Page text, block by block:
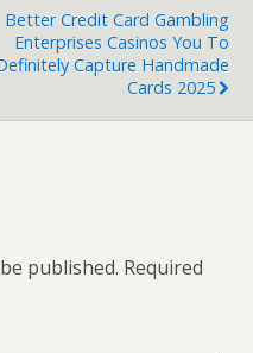
Better Credit Card Gambling
Enterprises Casinos You To
Capture Handmade
Cards 2025
published. Required